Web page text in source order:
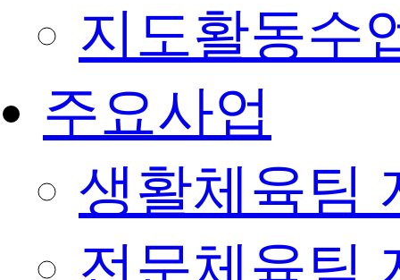
지도활동수
주요사업
생활체육팀